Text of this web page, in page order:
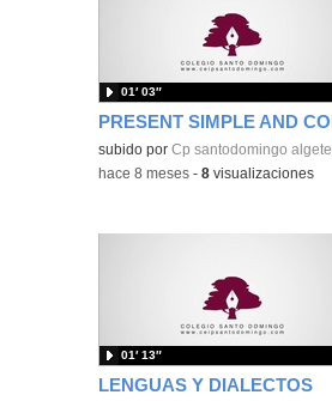
Contenido educativo.
subido porCp santodomingo algete
01′ 03″
-hace 8 meses -8 visualizaciones
LENGUAS Y DIALECTOS
01′ 13″